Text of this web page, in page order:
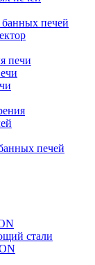
печей
печи
печей
стали